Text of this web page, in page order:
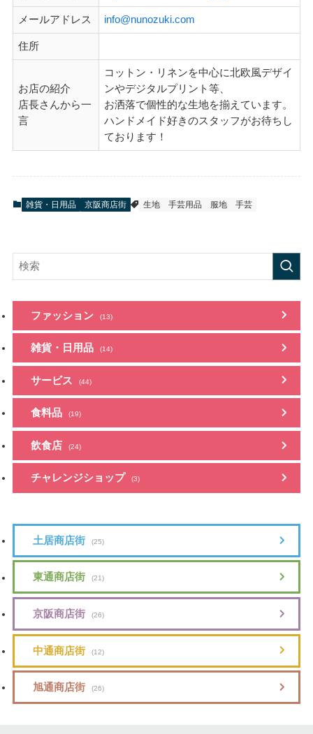
メールアドレス info@nunozuki.com
住所
お店の紹介
店長さんから一
言
コットン・リネンを中心に北欧風デザイ
ンやデジタルプリント等、
お洒落で個性的な生地を揃えています。
ハンドメイド好きのスタッフがお待ちし
ております！
雑貨・日用品 京阪商店街 生地 手芸用品 服地 手芸
ファッション (13)
雑貨・日用品 (14)
サービス (44)
食料品 (19)
飲食店 (24)
チャレンジショップ (3)
土居商店街 (25)
東通商店街 (21)
京阪商店街 (26)
中通商店街 (12)
旭通商店街 (26)